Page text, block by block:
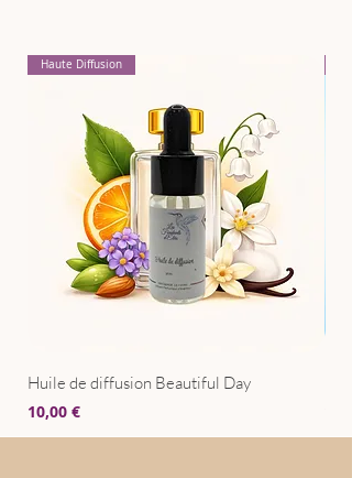
Haute Diffusion
Huile de diffusion Beautiful Day
Prix
10,00 €